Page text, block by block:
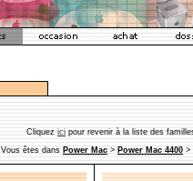
Cliquez ici pour revenir à la liste des
Vous êtes dans Power Mac > Power Mac 4400 >